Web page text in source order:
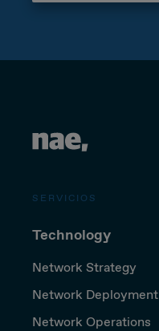
SERVICIOS
Technology
Network Strategy
Network Deployment
Network Operations